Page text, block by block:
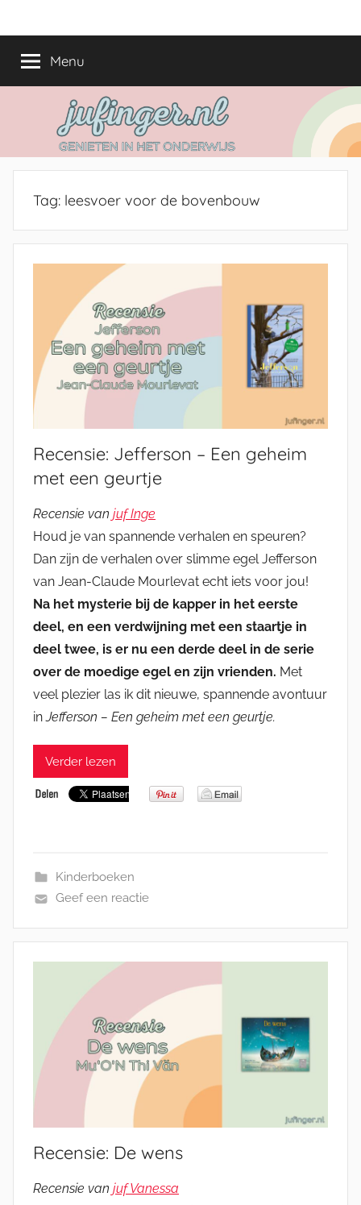
naarjufinger.nl
het
onderwijs
Menu
Tag: leesvoer voor de bovenbouw
Recensie: Jefferson – Een geheim
met een geurtje
Recensie van juf Inge
Houd je van spannende verhalen en speuren?
Dan zijn de verhalen over slimme egel Jefferson
van Jean-Claude Mourlevat echt iets voor jou!
Na het mysterie bij de kapper in het eerste
deel, en een verdwijning met een staartje in
deel twee, is er nu een derde deel in de serie
over de moedige egel en zijn vrienden. Met
veel plezier las ik dit nieuwe, spannende avontuur
inJefferson – Een geheim met een geurtje.
Verder lezen
Kinderboeken
Geef een reactie
Recensie: De wens
Recensie van juf Vanessa